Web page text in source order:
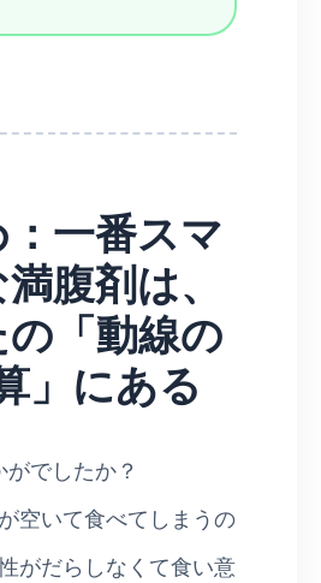
一番スマ
腹剤は、
「動線の
」にある
がでしたか？
空いて食べてしまうの
がだらしなくて食い意